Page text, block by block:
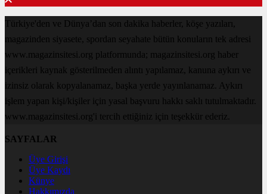
Türkiye'den ve Dünya’dan son dakika haberler, köşe yazıları,
magazinden siyasete, spordan seyahate bütün konuların tek adresi
www.magazinsitesi.org platformunda; magazinsitesi.org haber
içerikleri kaynak gösterilmeden alıntı yapılamaz, kanuna aykırı ve
izinsiz olarak kopyalanamaz, başka yerde yayınlanamaz. Aykırı
işlem yapan kişi/kişiler için yasal başvuru hakkı saklı tutulmaktadır.
www.magazinsitesi.org'i tercih ettiğiniz için teşekkür ederiz.
SAYFALAR
Üye Girişi
Üye Kaydı
Künye
Hakkımızda